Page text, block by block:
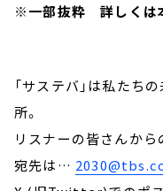
※一部抜粋 詳しくは
「サステバ」は私たち
所。
リスナーの皆さんから
宛先は…